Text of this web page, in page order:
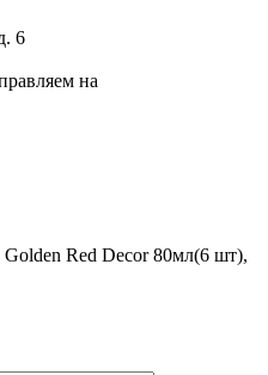
6
на
Red Decor 80мл(6 шт),